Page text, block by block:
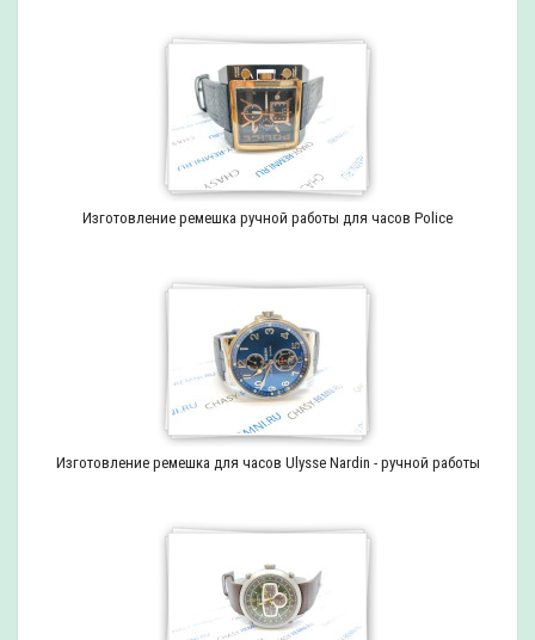
Изготовление ремешка ручной работы для часов Police
Изготовление ремешка для часов Ulysse Nardin - ручной работы